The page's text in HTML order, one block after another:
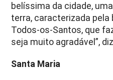
belíssima da cidade,
terra, caracterizada pela
Todos-os-Santos, que
seja muito agradável”,
Santa Maria